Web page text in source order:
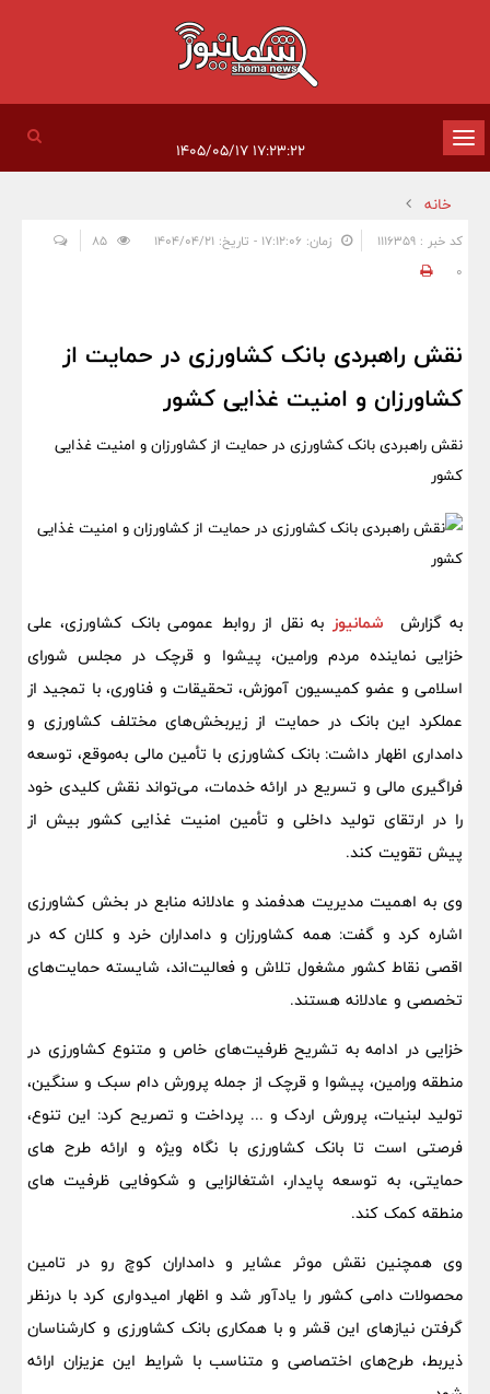
تغییر
وضعیت
ناوبری
۱۷:۲۳:۲۲ ۱۴۰۵/۰۵/۱۷
خانه
کد خبر : 1116359 زمان: ۱۷:۱۲:۰۶ - تاریخ: ۱۴۰۴/۰۴/۲۱
0
نقش راهبردی بانک کشاورزی در حمایت از
کشاورزان و امنیت غذایی کشور
نقش راهبردی بانک کشاورزی در حمایت از کشاورزان و امنیت غذایی
کشور
به گزارش شمانیوز به نقل از روابط عمومی بانک کشاورزی، علی
خزایی نماینده مردم ورامین، پیشوا و قرچک در مجلس شورای
اسلامی و عضو کمیسیون آموزش، تحقیقات و فناوری، با تمجید از
عملکرد این بانک در حمایت از زیربخش‌های مختلف کشاورزی و
دامداری اظهار داشت: بانک کشاورزی با تأمین مالی به‌موقع، توسعه
فراگیری مالی و تسریع در ارائه خدمات، می‌تواند نقش کلیدی خود
را در ارتقای تولید داخلی و تأمین امنیت غذایی کشور بیش از
پیش تقویت کند.
وی به اهمیت مدیریت هدفمند و عادلانه منابع در بخش کشاورزی
اشاره کرد و گفت: همه کشاورزان و دامداران خرد و کلان که در
اقصی نقاط کشور مشغول تلاش و فعالیت‌اند، شایسته حمایت‌های
تخصصی و عادلانه هستند.
خزایی در ادامه به تشریح ظرفیت‌های خاص و متنوع کشاورزی در
منطقه ورامین، پیشوا و قرچک از جمله پرورش دام سبک و سنگین،
تولید لبنیات، پرورش اردک و ... پرداخت و تصریح کرد: این تنوع،
فرصتی است تا بانک کشاورزی با نگاه ویژه و ارائه طرح های
حمایتی، به توسعه پایدار، اشتغالزایی و شکوفایی ظرفیت های
منطقه کمک کند.
وی همچنین نقش موثر عشایر و دامداران کوچ‌ رو در تامین
محصولات دامی کشور را یادآور شد و اظهار امیدواری کرد با درنظر
گرفتن نیازهای این قشر و با همکاری بانک کشاورزی و کارشناسان
ذیربط، طرح‌های اختصاصی و متناسب با شرایط این عزیزان ارائه